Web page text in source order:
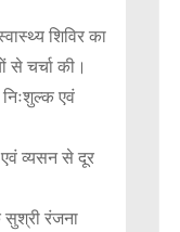
शिविर का
से चर्चा की।
एवं
एवं व्यसन से दूर
सुश्री रंजना